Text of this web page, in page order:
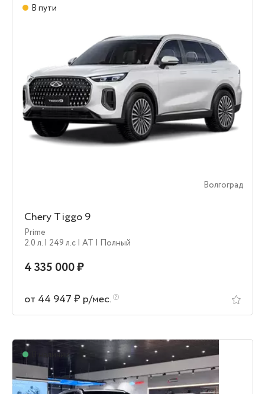
В пути
Волгоград
Chery Tiggo 9
Prime
2.0 л. | 249 л.c | AT | Полный
4 335 000 ₽
от 44 947 ₽ р/мес.
В наличии